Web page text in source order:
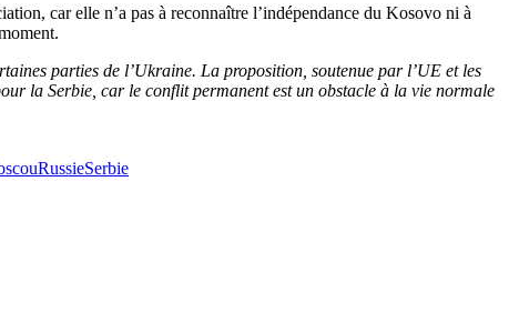
car elle n’a pas à reconnaître l’indépendance du Kosovo ni à
parties de l’Ukraine. La proposition, soutenue par l’UE et les
la Serbie, car le conflit permanent est un obstacle à la vie normale
RussieSerbie